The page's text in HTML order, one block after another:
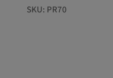
SKU: PR70